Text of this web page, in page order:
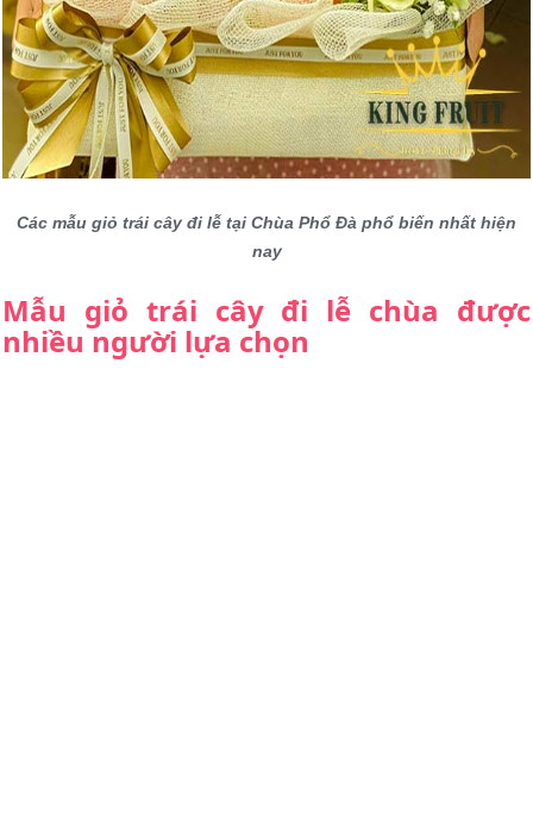
Các mẫu giỏ trái cây đi lễ tại Chùa Phổ Đà phổ biến nhất hiện
nay
Mẫu giỏ trái cây đi lễ chùa được
nhiều người lựa chọn